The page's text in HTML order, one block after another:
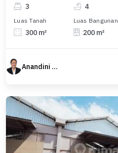
3 4
Luas Tanah
300 m²
Luas Bangunan
200 m²
Anandini Property